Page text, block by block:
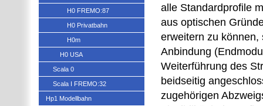
alle Standardprofile
aus optischen
erweitern zu können,
Anbindung
Weiterführung des
beidseitig
zugehörigen
H0 FREMO:87
H0 Privatbahn
H0m
H0 USA
Scala 0
Scala I FREMO:32
Hp1 Modellbahn